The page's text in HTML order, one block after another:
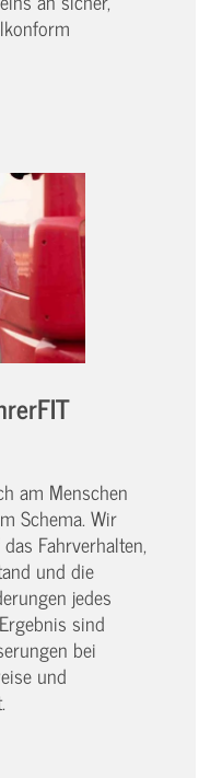
am Menschen
Schema. Wir
Fahrverhalten,
und die
jedes
sind
bei
und